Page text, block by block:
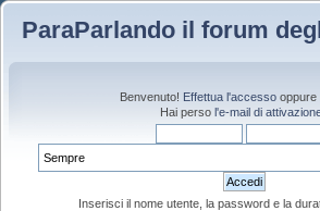
ParaParlando il forum
Benvenuto! Effettua l'accessooppure
Hai perso l'e-mail di
Inserisci il nome utente, la password e la